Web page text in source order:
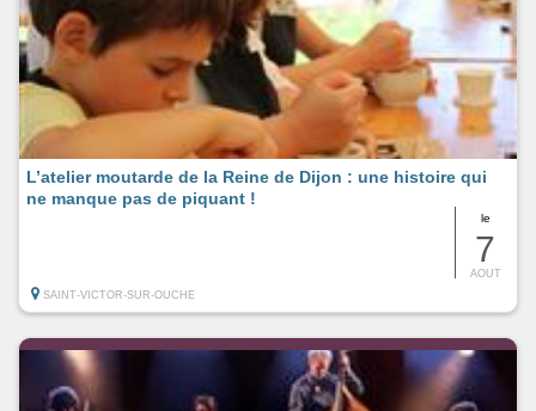
le
7
AOUT
L’atelier moutarde de la Reine de Dijon : une histoire qui
ne manque pas de piquant !
SAINT-VICTOR-SUR-OUCHE